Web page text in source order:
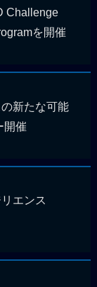
Challenge
を開催
新たな可能
開催
エンス